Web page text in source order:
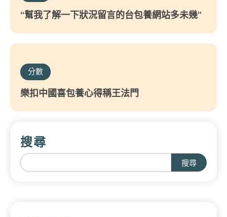
“幫我了解一下狀況留言的台包養網站多未幾”
分數
樂扣中國喜包養心得稱王法門
搜尋
搜尋